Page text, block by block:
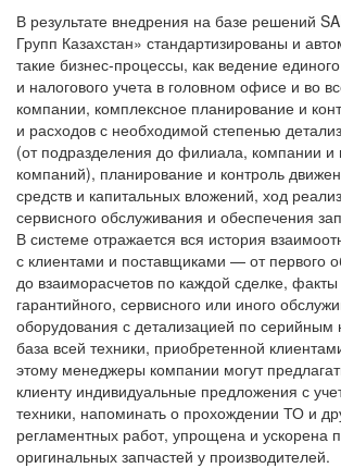
В результате внедрения на базе решений
Групп Казахстан» стандартизированы и
такие бизнес-процессы, как ведение единого
и налогового учета в головном офисе и во
компании, комплексное планирование и
и расходов с необходимой степенью
(от подразделения до филиала, компании и
компаний), планирование и контроль
средств и капитальных вложений, ход
сервисного обслуживания и обеспечения
В системе отражается вся история
с клиентами и поставщиками — от первого
до взаиморасчетов по каждой сделке,
гарантийного, сервисного или иного
оборудования с детализацией по серийным
база всей техники, приобретенной
этому менеджеры компании могут
клиенту индивидуальные предложения с
техники, напоминать о прохождении ТО и
регламентных работ, упрощена и ускорена
оригинальных запчастей у производителей.